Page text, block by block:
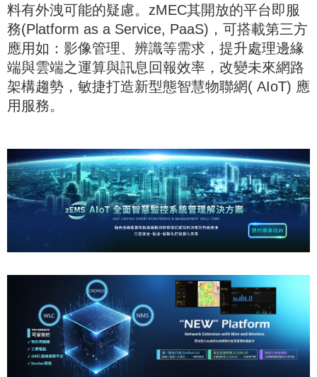
料有外洩可能的疑慮。zMEC其開放的平台即服
務(Platform as a Service, PaaS)，可搭載第三方
應用如：影像管理、辨識等需求，提升處理邊緣
端與雲端之運算與訊息回報效率，改變未來網路
架構趨勢，敏捷打造新型態智慧物聯網( AIoT) 應
用服務。